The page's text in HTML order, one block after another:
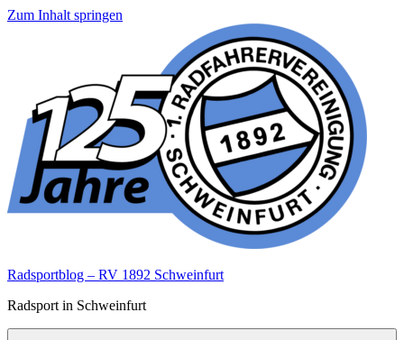
Zum Inhalt springen
Radsportblog – RV 1892 Schweinfurt
Radsport in Schweinfurt